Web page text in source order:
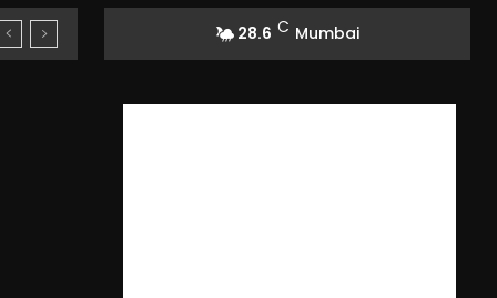
28.6 C Mumbai